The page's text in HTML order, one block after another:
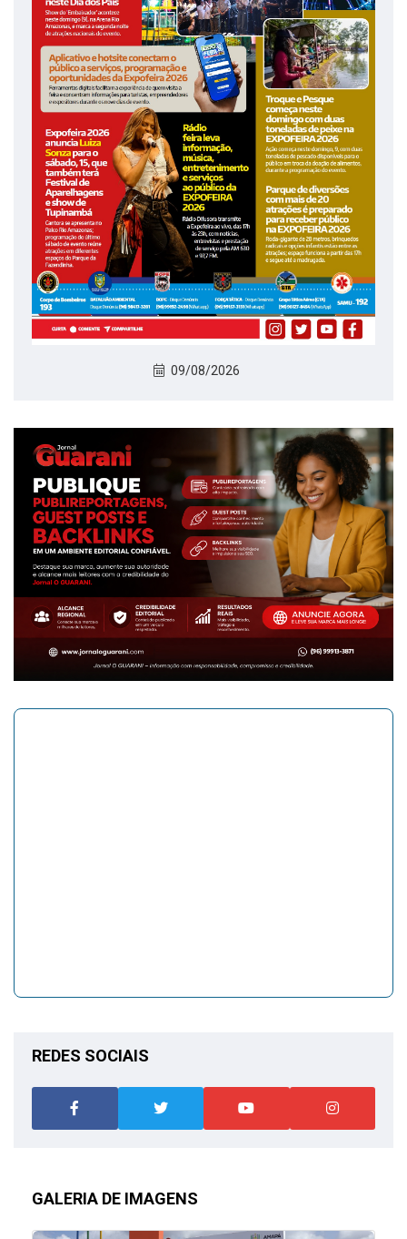
09/08/2026
REDES SOCIAIS
GALERIA DE IMAGENS